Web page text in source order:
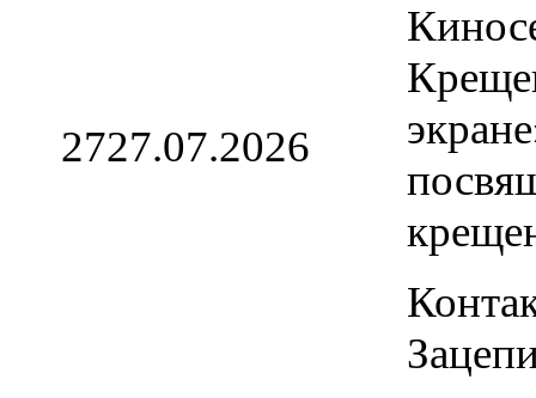
2727.07.2026